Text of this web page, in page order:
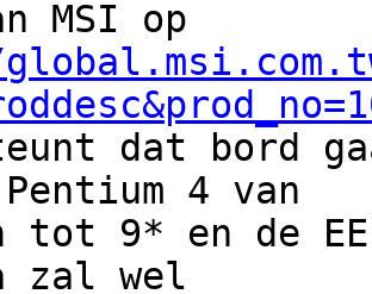
dat bord
4 van
tot 9* en de
zal wel